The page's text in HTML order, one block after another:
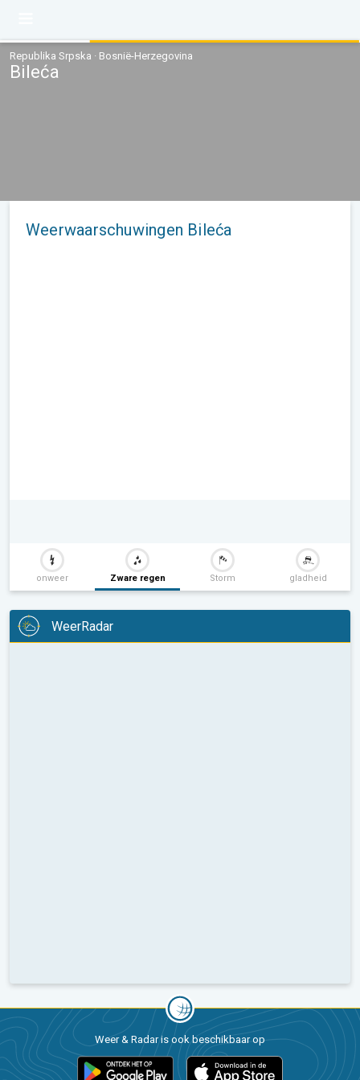
Republika Srpska · Bosnië-Herzegovina
Bileća
Weerwaarschuwingen Bileća
onweer Zware regen Storm gladheid
WeerRadar
Weer & Radar is ook beschikbaar op